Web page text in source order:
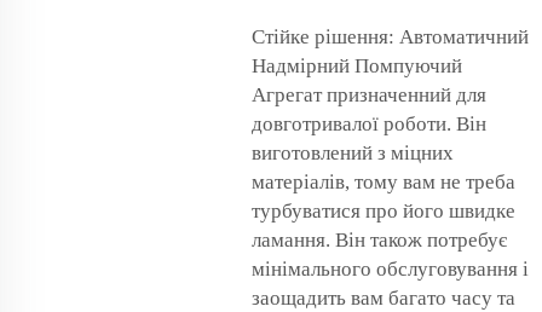
Стійке рішення: Автоматичний
Надмірний Помпуючий
Агрегат призначенний для
довготривалої роботи. Він
виготовлений з міцних
матеріалів, тому вам не треба
турбуватися про його швидке
ламання. Він також потребує
мінімального обслуговування і
заощадить вам багато часу та